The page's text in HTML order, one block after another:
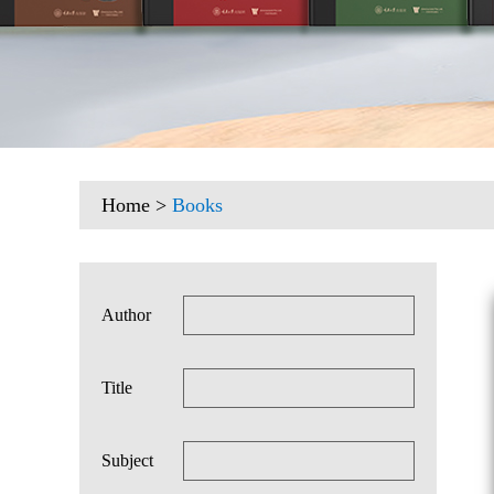
Home > Books
Author
Title
Subject